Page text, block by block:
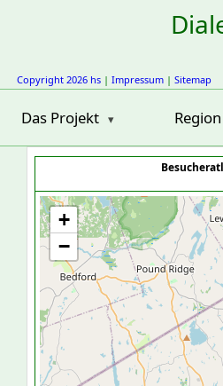
Copyright 2026 hs | Impressum | Sitemap
Das Projekt
+
−